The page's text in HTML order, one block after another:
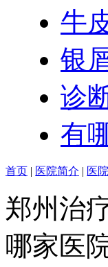
牛
银
诊
有
首页 | 医院简介 | 医
郑州治
哪家医